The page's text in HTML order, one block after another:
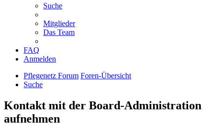
Suche
Mitglieder
Das Team
FAQ
Anmelden
Pflegenetz Forum Foren-Übersicht
Suche
Kontakt mit der Board-Administration
aufnehmen